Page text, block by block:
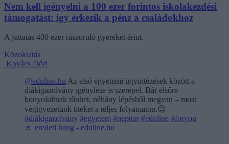
Nem kell igényelni a 100 ezer forintos iskolakezdési
támogatást: így érkezik a pénz a családokhoz
A juttatás 400 ezer rászoruló gyereket érint.
Közoktatás
Kovács Dóri
@eduline.hu Az első egyetemi ügyintézések között a
diákigazolvány igénylése is szerepel. Bár elsőre
bonyolultnak tűnhet, néhány lépésből megvan – most
végigvezetünk titeket a teljes folyamaton.😉
#diákigazolvány #egyetem #neptun #eduline #foryou
♬ eredeti hang - eduline.hu